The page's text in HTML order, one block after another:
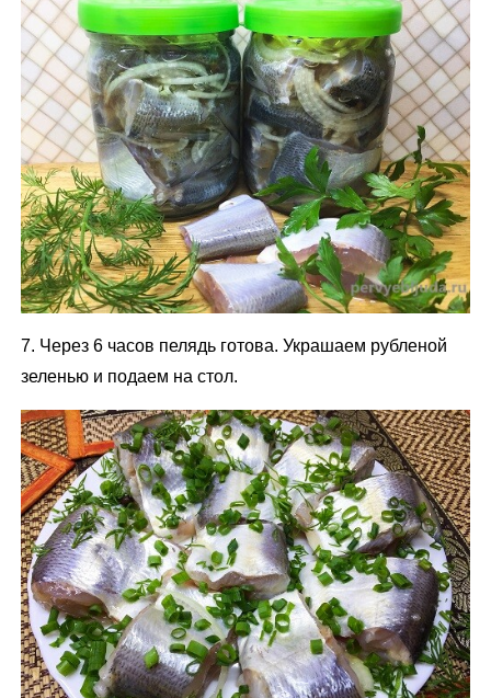
7. Через 6 часов пелядь готова. Украшаем рубленой
зеленью и подаем на стол.